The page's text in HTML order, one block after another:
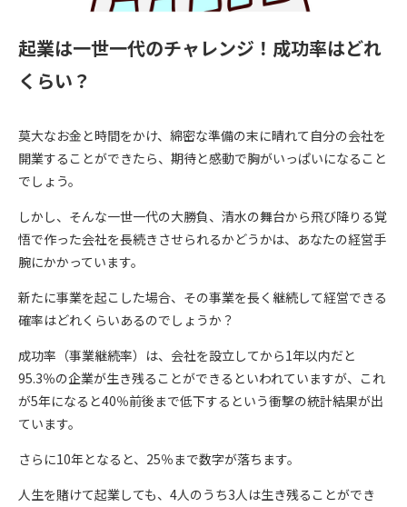
起業は一世一代のチャレンジ！成功率はどれ
くらい？
莫大なお金と時間をかけ、綿密な準備の末に晴れて自分の会社を
開業することができたら、期待と感動で胸がいっぱいになること
でしょう。
しかし、そんな一世一代の大勝負、清水の舞台から飛び降りる覚
悟で作った会社を長続きさせられるかどうかは、あなたの経営手
腕にかかっています。
新たに事業を起こした場合、その事業を長く継続して経営できる
確率はどれくらいあるのでしょうか？
成功率（事業継続率）は、会社を設立してから1年以内だと
95.3％の企業が生き残ることができるといわれていますが、これ
が5年になると40％前後まで低下するという衝撃の統計結果が出
ています。
さらに10年となると、25％まで数字が落ちます。
人生を賭けて起業しても、4人のうち3人は生き残ることができ